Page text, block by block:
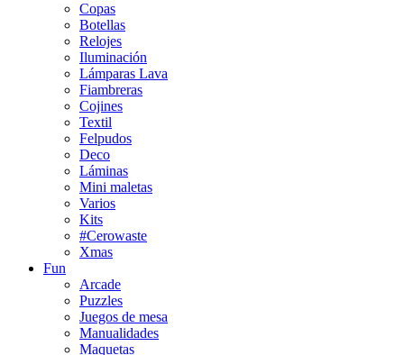
Copas
Botellas
Relojes
Iluminación
Lámparas Lava
Fiambreras
Cojines
Textil
Felpudos
Deco
Láminas
Mini maletas
Varios
Kits
#Cerowaste
Xmas
Fun
Arcade
Puzzles
Juegos de mesa
Manualidades
Maquetas